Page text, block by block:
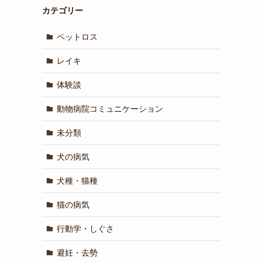
カテゴリー
ペットロス
レイキ
体験談
動物病院コミュニケーション
未分類
犬の病気
犬種・猫種
猫の病気
行動学・しぐさ
避妊・去勢